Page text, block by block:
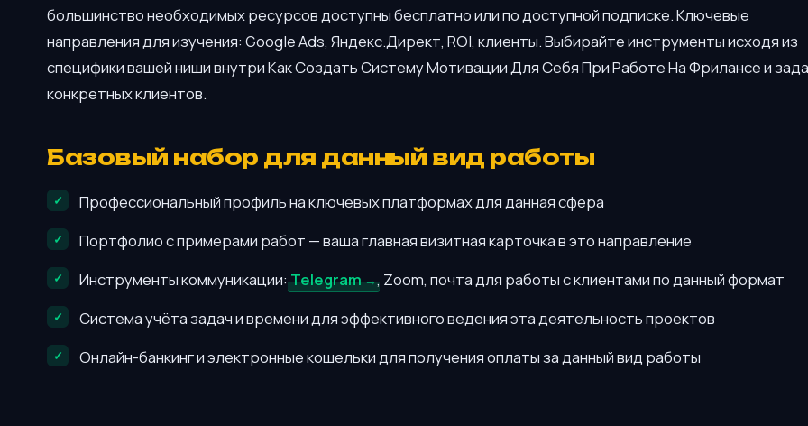
большинство необходимых ресурсов доступны бесплатно или по доступной подписке. Ключевые
направления для изучения: Google Ads, Яндекс.Директ, ROI, клиенты. Выбирайте инструменты исходя из
специфики вашей ниши внутри Как Создать Систему Мотивации Для Себя При Работе На Фрилансе и
конкретных клиентов.
Базовый набор для данный вид работы
Профессиональный профиль на ключевых платформах для данная сфера
Портфолио с примерами работ — ваша главная визитная карточка в это направление
Инструменты коммуникации:Telegram
, Zoom, почта для работы с клиентами по данный формат
Система учёта задач и времени для эффективного ведения эта деятельность проектов
Онлайн-банкинг и электронные кошельки для получения оплаты за данный вид работы